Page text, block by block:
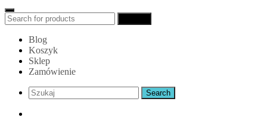
Search
for:
Blog
Koszyk
Sklep
Zamówienie